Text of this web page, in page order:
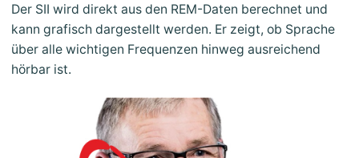
Der SII wird direkt aus den REM-Daten berechnet und
kann grafisch dargestellt werden. Er zeigt, ob Sprache
über alle wichtigen Frequenzen hinweg ausreichend
hörbar ist.